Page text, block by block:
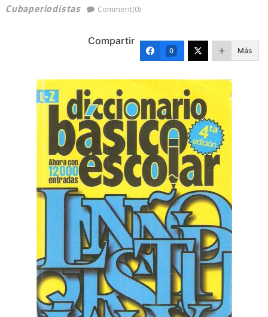
Cubaperiodistas
Comment(0)
Compartir
0 Más